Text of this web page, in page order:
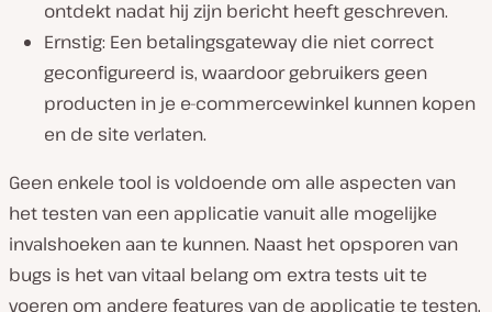
ontdekt nadat hij zijn bericht heeft geschreven.
Ernstig: Een betalingsgateway die niet correct
geconfigureerd is, waardoor gebruikers geen
producten in je e-commercewinkel kunnen kopen
en de site verlaten.
Geen enkele tool is voldoende om alle aspecten van
het testen van een applicatie vanuit alle mogelijke
invalshoeken aan te kunnen. Naast het opsporen van
bugs is het van vitaal belang om extra tests uit te
voeren om andere features van de applicatie te testen,